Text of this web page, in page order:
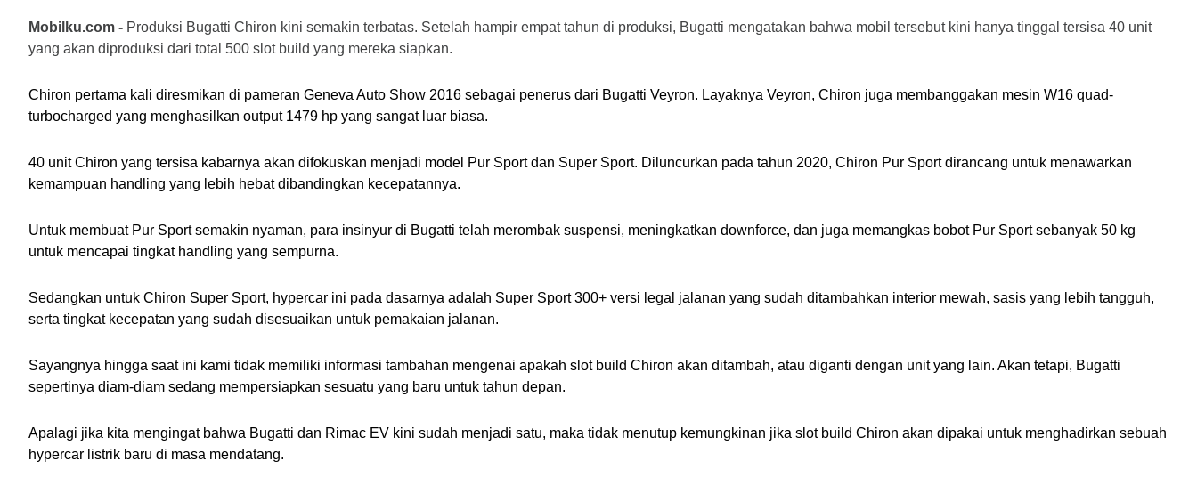
Mobilku.com - Produksi Bugatti Chiron kini semakin terbatas. Setelah hampir empat tahun di produksi, Bugatti mengatakan bahwa mobil tersebut kini hanya tinggal tersisa 40 unit
yang akan diproduksi dari total 500 slot build yang mereka siapkan.
Chiron pertama kali diresmikan di pameran Geneva Auto Show 2016 sebagai penerus dari Bugatti Veyron. Layaknya Veyron, Chiron juga membanggakan mesin W16 quad-
turbocharged yang menghasilkan output 1479 hp yang sangat luar biasa.
40 unit Chiron yang tersisa kabarnya akan difokuskan menjadi model Pur Sport dan Super Sport. Diluncurkan pada tahun 2020, Chiron Pur Sport dirancang untuk menawarkan
kemampuan handling yang lebih hebat dibandingkan kecepatannya.
Untuk membuat Pur Sport semakin nyaman, para insinyur di Bugatti telah merombak suspensi, meningkatkan downforce, dan juga memangkas bobot Pur Sport sebanyak 50 kg
untuk mencapai tingkat handling yang sempurna.
Sedangkan untuk Chiron Super Sport, hypercar ini pada dasarnya adalah Super Sport 300+ versi legal jalanan yang sudah ditambahkan interior mewah, sasis yang lebih tangguh,
serta tingkat kecepatan yang sudah disesuaikan untuk pemakaian jalanan.
Sayangnya hingga saat ini kami tidak memiliki informasi tambahan mengenai apakah slot build Chiron akan ditambah, atau diganti dengan unit yang lain. Akan tetapi, Bugatti
sepertinya diam-diam sedang mempersiapkan sesuatu yang baru untuk tahun depan.
Apalagi jika kita mengingat bahwa Bugatti dan Rimac EV kini sudah menjadi satu, maka tidak menutup kemungkinan jika slot build Chiron akan dipakai untuk menghadirkan sebuah
hypercar listrik baru di masa mendatang.